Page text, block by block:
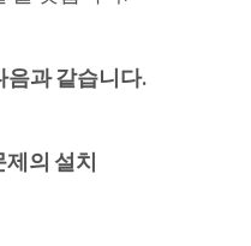
음과 같습니다.
의 설치